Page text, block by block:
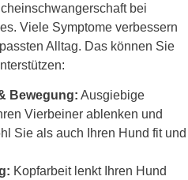
bei
Viele Symptome verbessern
Alltag. Das können Sie
Bewegung: Ausgiebige
Vierbeiner ablenken und
Sie als auch Ihren Hund fit und
Kopfarbeit lenkt Ihren Hund